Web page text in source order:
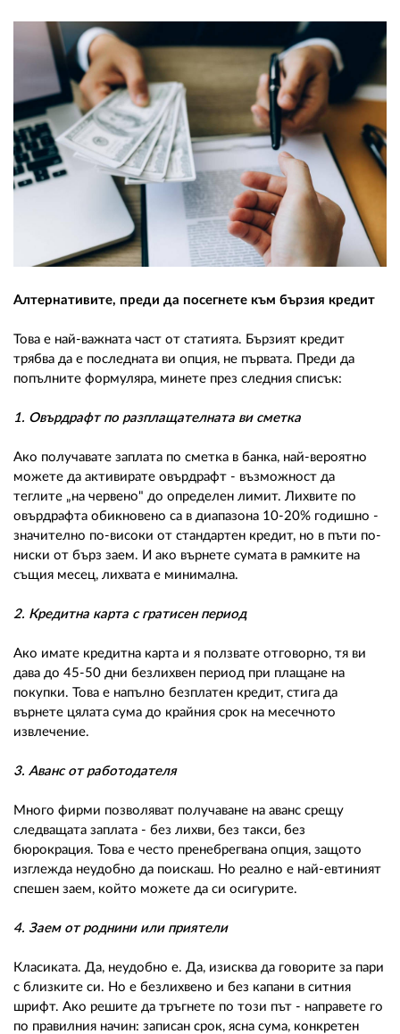
Алтернативите, преди да посегнете към бързия кредит
Това е най-важната част от статията. Бързият кредит
трябва да е последната ви опция, не първата. Преди да
попълните формуляра, минете през следния списък:
1. Овърдрафт по разплащателната ви сметка
Ако получавате заплата по сметка в банка, най-вероятно
можете да активирате овърдрафт - възможност да
теглите „на червено" до определен лимит. Лихвите по
овърдрафта обикновено са в диапазона 10-20% годишно -
значително по-високи от стандартен кредит, но в пъти по-
ниски от бърз заем. И ако върнете сумата в рамките на
същия месец, лихвата е минимална.
2. Кредитна карта с гратисен период
Ако имате кредитна карта и я ползвате отговорно, тя ви
дава до 45-50 дни безлихвен период при плащане на
покупки. Това е напълно безплатен кредит, стига да
върнете цялата сума до крайния срок на месечното
извлечение.
3. Аванс от работодателя
Много фирми позволяват получаване на аванс срещу
следващата заплата - без лихви, без такси, без
бюрокрация. Това е често пренебрегвана опция, защото
изглежда неудобно да поискаш. Но реално е най-евтиният
спешен заем, който можете да си осигурите.
4. Заем от роднини или приятели
Класиката. Да, неудобно е. Да, изисква да говорите за пари
с близките си. Но е безлихвено и без капани в ситния
шрифт. Ако решите да тръгнете по този път - направете го
по правилния начин: записан срок, ясна сума, конкретен